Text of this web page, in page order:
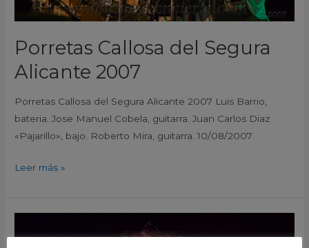
Porretas Callosa del Segura
Alicante 2007
Porretas Callosa del Segura Alicante 2007 Luis Barrio,
bateria. Jose Manuel Cobela, guitarra. Juan Carlos Diaz
«Pajarillo», bajo. Roberto Mira, guitarra. 10/08/2007
Leer más »
Ginger